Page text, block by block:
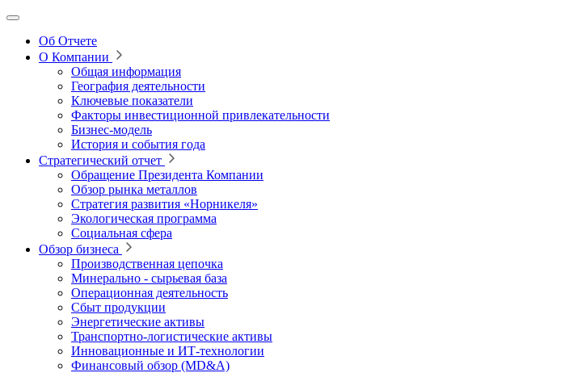
Об Отчете
О Компании
Общая информация
География деятельности
Ключевые показатели
Факторы инвестиционной привлекательности
Бизнес-модель
История и события года
Стратегический отчет
Обращение Президента Компании
Обзор рынка металлов
Стратегия развития «Норникеля»
Экологическая программа
Социальная сфера
Обзор бизнеса
Производственная цепочка
Минерально ‑ сырьевая база
Операционная деятельность
Сбыт продукции
Энергетические активы
Транспортно-логистические активы
Инновационные и ИТ‑технологии
Финансовый обзор (MD&A)